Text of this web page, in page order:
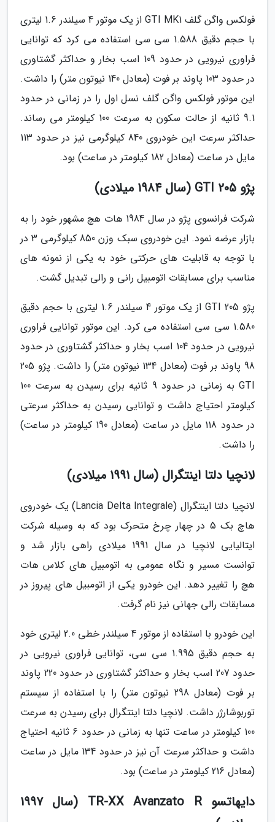
فولکس واگن گلف GTI MK1 از یک موتور 4 سیلندر 1.6 لیتری
با حجم دقیق 1.588 سی سی استفاده می کرد که توانایی
فراوری نیرویی در حدود 109 اسب بخار و حداکثر گشتاوری
در حدود 103 پاوند بر فوت (معادل 140 نیوتون متر) را داشت.
این موتور فولکس واگن گلف نسل اول را در زمانی در حدود
9.1 ثانیه از حالت سکون به سرعت 100 کیلومتر می رساند.
حداکثر سرعت این خودروی 840 کیلوگرمی نیز در حدود 113
مایل در ساعت (معادل 182 کیلومتر در ساعت) بود.
پژو 205 GTI (سال 1984 میلادی)
شرکت فرانسوی پژو در سال 1984 هات هچ مشهور خود را به
بازار عرضه نمود. این خودروی سبک وزن 850 کیلوگرمی 3 در
با توجه به قابلیت های حرکتی خود به یکی از نمونه های
مناسب برای مسابقات اتومبیل رانی و رالی تبدیل گشت.
پژو 205 GTI از یک موتور 4 سیلندر 1.6 لیتری با حجم دقیق
1.580 سی سی استفاده می کرد. این موتور توانایی فراوری
نیرویی در حدود 104 اسب بخار و حداکثر گشتاوری در حدود
98 پاوند بر فوت (معادل 134 نیوتون متر) را داشت. پژو 205
GTI به زمانی در حدود 9 ثانیه برای رسیدن به سرعت 100
کیلومتر احتیاج داشت و توانایی رسیدن به حداکثر سرعتی
در حدود 118 مایل در ساعت (معادل 190 کیلومتر در ساعت)
را داشت.
لانچیا دلتا اینتگرال (سال 1991 میلادی)
لانچیا دلتا اینتگرال (Lancia Delta Integrale) یک خودروی
هاچ بک 5 در چهار چرخ متحرک بود که به وسیله شرکت
ایتالیایی لانچیا در سال 1991 میلادی راهی بازار شد و
توانست مسیر و نگاه عمومی به اتومبیل های کلاس هات
هچ را تغییر دهد. این خودرو یکی از اتومبیل های پیروز در
مسابقات رالی جهانی نیز نام گرفت.
این خودرو با استفاده از موتور 4 سیلندر خطی 2.0 لیتری خود
به حجم دقیق 1.995 سی سی، توانایی فراوری نیرویی در
حدود 207 اسب بخار و حداکثر گشتاوری در حدود 220 پاوند
بر فوت (معادل 298 نیوتون متر) را با استفاده از سیستم
توربوشارژر داشت. لانچیا دلتا اینتگرال برای رسیدن به سرعت
100 کیلومتر در ساعت تنها به زمانی در حدود 6 ثانیه احتیاج
داشت و حداکثر سرعت آن نیز در حدود 134 مایل در ساعت
(معادل 216 کیلومتر در ساعت) بود.
دایهاتسو TR-XX Avanzato R (سال 1997